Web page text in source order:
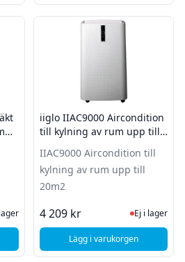
besök produktsidan för
stativfläkt | Justerbar höjd | 40 cm
iiglo IIAC9000 Aircondition
till kylning av rum upp till
IIAC9000 Aircondition till
kylning av rum upp till
20m2
4 209 kr Ej i lager,
Ej i lager
Lägg i varukorgen
, iiglo IIAC9000